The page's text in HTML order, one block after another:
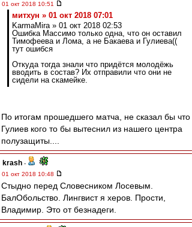
01 окт 2018 10:51
митхун » 01 окт 2018 07:01
KarmaMira » 01 окт 2018 02:53
Ошибка Массимо только одна, что он оставил
Тимофеева и Лома, а не Бакаева и Гулиева((
тут ошибся
Откуда тогда знали что придётся молодёжь
вводить в состав? Их отправили что они не
сидели на скамейке.
По итогам прошедшего матча, не сказал бы что
Гулиев кого то бы вытеснил из нашего центра
полузащиты....
krash -
01 окт 2018 10:48
Стыдно перед Словесником Лосевым.
БалОбольство. Лингвист я херов. Прости,
Владимир. Это от безнадеги.